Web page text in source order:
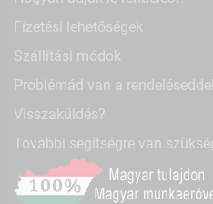
Fizetési lehetőségek
Szállítási módok
Problémád van a
Visszaküldés?
További segítségre van